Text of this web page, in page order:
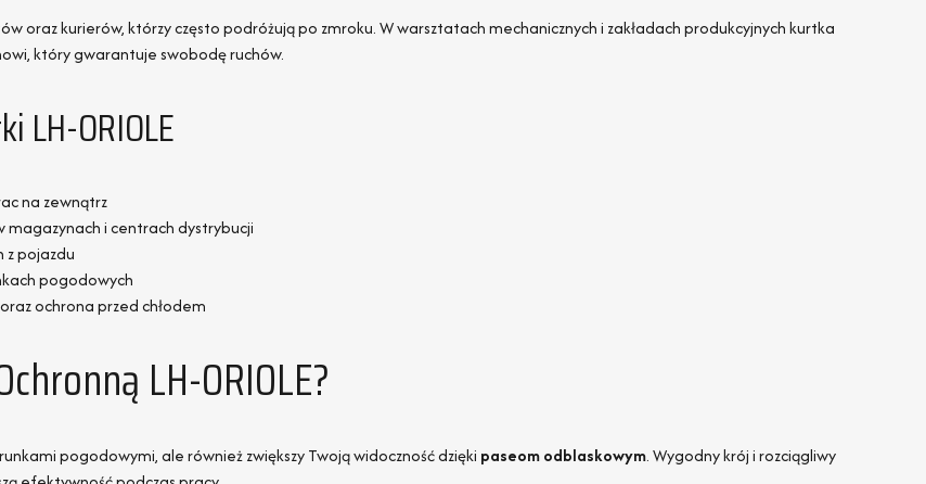
oraz kurierów, którzy często podróżują po zmroku. W warsztatach mechanicznych i zakładach produkcyjnych kurtka
który gwarantuje swobodę ruchów.
LH-ORIOLE
na zewnątrz
magazynach i centrach dystrybucji
z pojazdu
pogodowych
ochrona przed chłodem
LH-ORIOLE?
pogodowymi, ale również zwiększy Twoją widoczność dzięki paseom odblaskowym. Wygodny krój i rozciągliwy